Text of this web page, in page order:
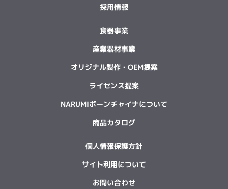
採用情報
食器事業
産業器材事業
オリジナル製作・OEM提案
ライセンス提案
NARUMIボーンチャイナについて
商品カタログ
個人情報保護方針
サイト利用について
お問い合わせ